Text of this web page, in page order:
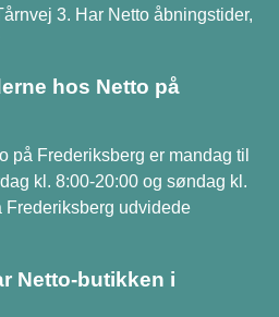
3. Har Netto åbningstider,
hos Netto på
på Frederiksberg er mandag til
kl. 8:00-20:00 og søndag kl.
Frederiksberg udvidede
Netto-butikken i